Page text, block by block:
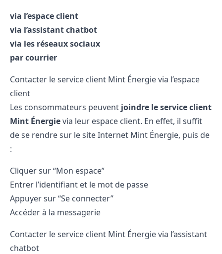
via l’espace client
via l’assistant chatbot
via les réseaux sociaux
par courrier
Contacter le service client Mint Énergie via l’espace
client
Les consommateurs peuvent joindre le service client
Mint Énergievia leur espace client. En effet, il suffit
de se rendre sur le site Internet Mint Énergie, puis de
:
Cliquer sur “Mon espace”
Entrer l’identifiant et le mot de passe
Appuyer sur “Se connecter”
Accéder à la messagerie
Contacter le service client Mint Énergie via l’assistant
chatbot